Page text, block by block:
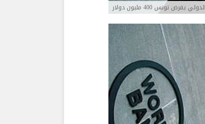
يقرض تونس 400 مليون دولار